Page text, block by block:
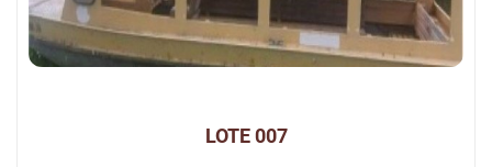
LOTE 007